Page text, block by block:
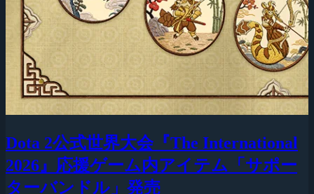
Dota 2公式世界大会『The International
2026』応援ゲーム内アイテム「サポー
ターバンドル」発売